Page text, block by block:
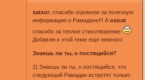
xatxor, спасибо огромное за полезную
информацию о Рамадане!!! А oxicat
спасибо за теплое стихотворение
Добавлю к этой теме еще немного:
Знаешь ли ты, о постящийся?
1) Знаешь ли ты, о постящийся, что
следующий Рамадан встретят только